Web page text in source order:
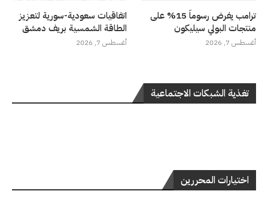
ترامب يفرض رسوماً 15% على
منتجات البولي سيليكون
أغسطس 7, 2026
اتفاقيات سعودية-سورية لتعزيز
الطاقة الشمسية بريف دمشق
أغسطس 7, 2026
تغذية الشبكات الاجتماعية
اختيارات المحررين